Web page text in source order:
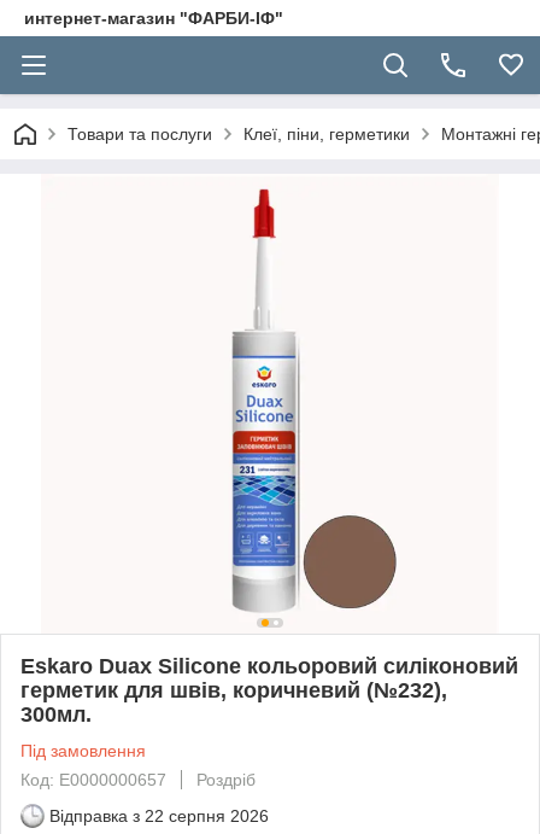
интернет-магазин "ФАРБИ-ІФ"
Товари та послуги Клеї, піни, герметики Монтажні
Eskaro Duax Silicone кольоровий силіконовий
герметик для швів, коричневий (№232),
300мл.
Під замовлення
Код: Е0000000657
Роздріб
Відправка з 22 серпня 2026